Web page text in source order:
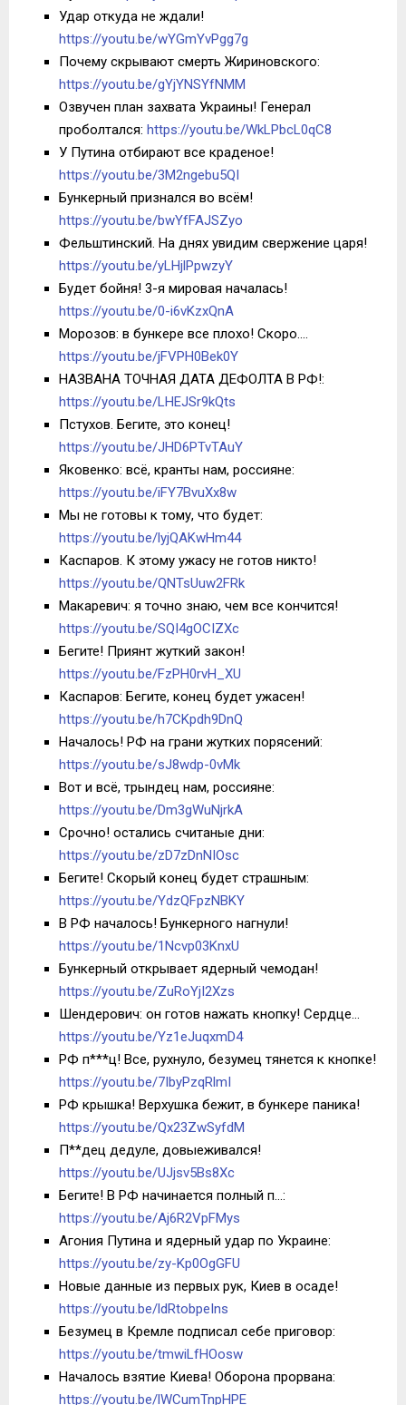
Удар откуда не ждали!
https://youtu.be/wYGmYvPgg7g
Почему скрывают смерть Жириновского:
https://youtu.be/gYjYNSYfNMM
Озвучен план захвата Украины! Генерал
проболтался: https://youtu.be/WkLPbcL0qC8
У Путина отбирают все краденое!
https://youtu.be/3M2ngebu5QI
Бункерный признался во всём!
https://youtu.be/bwYfFAJSZyo
Фельштинский. На днях увидим свержение царя!
https://youtu.be/yLHjlPpwzyY
Будет бойня! 3-я мировая началась!
https://youtu.be/0-i6vKzxQnA
Морозов: в бункере все плохо! Скоро….
https://youtu.be/jFVPH0Bek0Y
НАЗВАНА ТОЧНАЯ ДАТА ДЕФОЛТА В РФ!:
https://youtu.be/LHEJSr9kQts
Пстухов. Бегите, это конец!
https://youtu.be/JHD6PTvTAuY
Яковенко: всё, кранты нам, россияне:
https://youtu.be/iFY7BvuXx8w
Мы не готовы к тому, что будет:
https://youtu.be/lyjQAKwHm44
Каспаров. К этому ужасу не готов никто!
https://youtu.be/QNTsUuw2FRk
Макаревич: я точно знаю, чем все кончится!
https://youtu.be/SQI4gOCIZXc
Бегите! Приянт жуткий закон!
https://youtu.be/FzPH0rvH_XU
Каспаров: Бегите, конец будет ужасен!
https://youtu.be/h7CKpdh9DnQ
Началось! РФ на грани жутких порясений:
https://youtu.be/sJ8wdp-0vMk
Вот и всё, трындец нам, россияне:
https://youtu.be/Dm3gWuNjrkA
Срочно! остались считаные дни:
https://youtu.be/zD7zDnNIOsc
Бегите! Скорый конец будет страшным:
https://youtu.be/YdzQFpzNBKY
В РФ началось! Бункерного нагнули!
https://youtu.be/1Ncvp03KnxU
Бункерный открывает ядерный чемодан!
https://youtu.be/ZuRoYjI2Xzs
Шендерович: он готов нажать кнопку! Сердце…
https://youtu.be/Yz1eJuqxmD4
РФ п***ц! Все, рухнуло, безумец тянется к кнопке!
https://youtu.be/7IbyPzqRlmI
РФ крышка! Верхушка бежит, в бункере паника!
https://youtu.be/Qx23ZwSyfdM
П**дец дедуле, довыеживался!
https://youtu.be/UJjsv5Bs8Xc
Бегите! В РФ начинается полный п…:
https://youtu.be/Aj6R2VpFMys
Агония Путина и ядерный удар по Украине:
https://youtu.be/zy-Kp0OgGFU
Новые данные из первых рук, Киев в осаде!
https://youtu.be/ldRtobpeIns
Безумец в Кремле подписал себе приговор:
https://youtu.be/tmwiLfHOosw
Началось взятие Киева! Оборона прорвана:
https://youtu.be/lWCumTnpHPE